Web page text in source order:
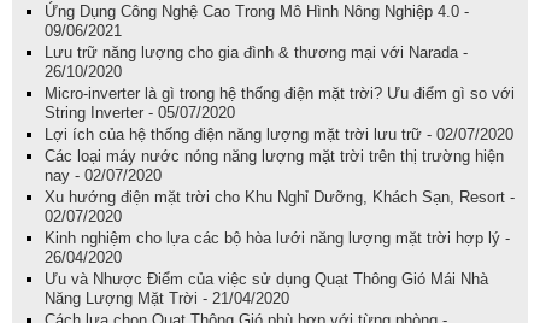
Ứng Dụng Công Nghệ Cao Trong Mô Hình Nông Nghiệp 4.0 -
09/06/2021
Lưu trữ năng lượng cho gia đình & thương mại với Narada -
26/10/2020
Micro-inverter là gì trong hệ thống điện mặt trời? Ưu điểm gì so với
String Inverter - 05/07/2020
Lợi ích của hệ thống điện năng lượng mặt trời lưu trữ - 02/07/2020
Các loại máy nước nóng năng lượng mặt trời trên thị trường hiện
nay - 02/07/2020
Xu hướng điện mặt trời cho Khu Nghỉ Dưỡng, Khách Sạn, Resort -
02/07/2020
Kinh nghiệm cho lựa các bộ hòa lưới năng lượng mặt trời hợp lý -
26/04/2020
Ưu và Nhược Điểm của việc sử dụng Quạt Thông Gió Mái Nhà
Năng Lượng Mặt Trời - 21/04/2020